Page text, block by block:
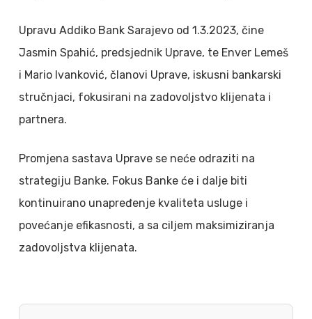
Upravu Addiko Bank Sarajevo od 1.3.2023, čine
Jasmin Spahić, predsjednik Uprave, te Enver Lemeš
i Mario Ivanković, članovi Uprave, iskusni bankarski
stručnjaci, fokusirani na zadovoljstvo klijenata i
partnera.
Promjena sastava Uprave se neće odraziti na
strategiju Banke. Fokus Banke će i dalje biti
kontinuirano unapređenje kvaliteta usluge i
povećanje efikasnosti, a sa ciljem maksimiziranja
zadovoljstva klijenata.